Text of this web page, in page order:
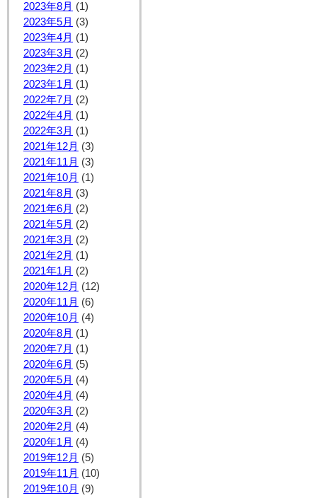
2023年8月 (1)
2023年5月 (3)
2023年4月 (1)
2023年3月 (2)
2023年2月 (1)
2023年1月 (1)
2022年7月 (2)
2022年4月 (1)
2022年3月 (1)
2021年12月 (3)
2021年11月 (3)
2021年10月 (1)
2021年8月 (3)
2021年6月 (2)
2021年5月 (2)
2021年3月 (2)
2021年2月 (1)
2021年1月 (2)
2020年12月 (12)
2020年11月 (6)
2020年10月 (4)
2020年8月 (1)
2020年7月 (1)
2020年6月 (5)
2020年5月 (4)
2020年4月 (4)
2020年3月 (2)
2020年2月 (4)
2020年1月 (4)
2019年12月 (5)
2019年11月 (10)
2019年10月 (9)